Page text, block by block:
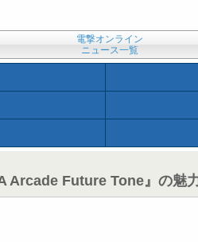
電撃オンライン
ニュース一覧
Arcade Future Tone』の魅